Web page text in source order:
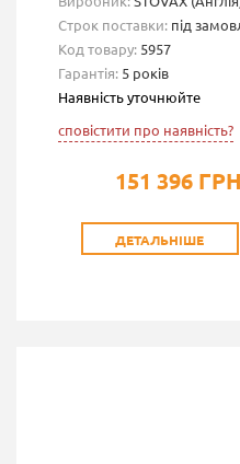
Строк поставки: під
Код товару: 5957
Гарантія: 5 років
Наявність уточнюйте
сповістити про наявність?
151 396
ДЕТАЛЬНІШЕ